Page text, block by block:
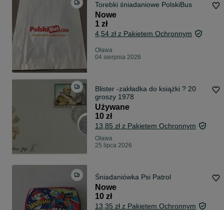
Torebki śniadaniowe PolskiBus
Nowe
1 zł
4,54 zł z Pakietem Ochronnym
Oława
04 sierpnia 2026
Blister -zakładka do książki ? 20
groszy 1978
Używane
10 zł
13,85 zł z Pakietem Ochronnym
Oława
25 lipca 2026
Śniadaniówka Psi Patrol
Nowe
10 zł
13,35 zł z Pakietem Ochronnym